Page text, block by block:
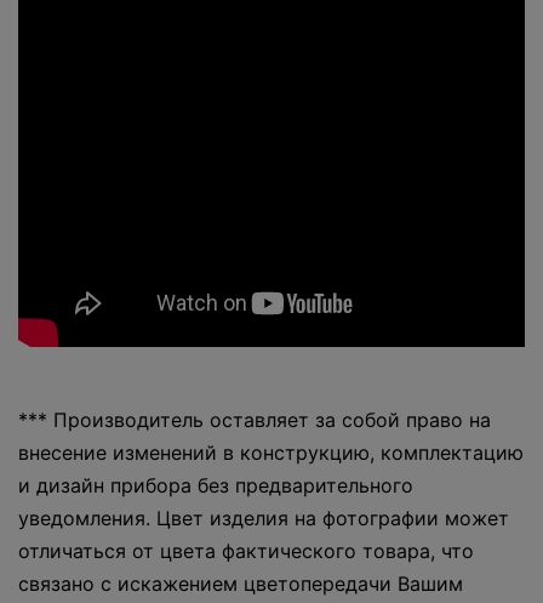
*** Производитель оставляет за собой право на
внесение изменений в конструкцию, комплектацию
и дизайн прибора без предварительного
уведомления. Цвет изделия на фотографии может
отличаться от цвета фактического товара, что
связано с искажением цветопередачи Вашим